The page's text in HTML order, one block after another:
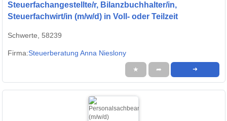
Steuerfachangestellte/r, Bilanzbuchhalter/in,
Steuerfachwirt/in (m/w/d) in Voll- oder Teilzeit
Schwerte, 58239
Firma:Steuerberatung Anna Nieslony
★ ➦ ➜